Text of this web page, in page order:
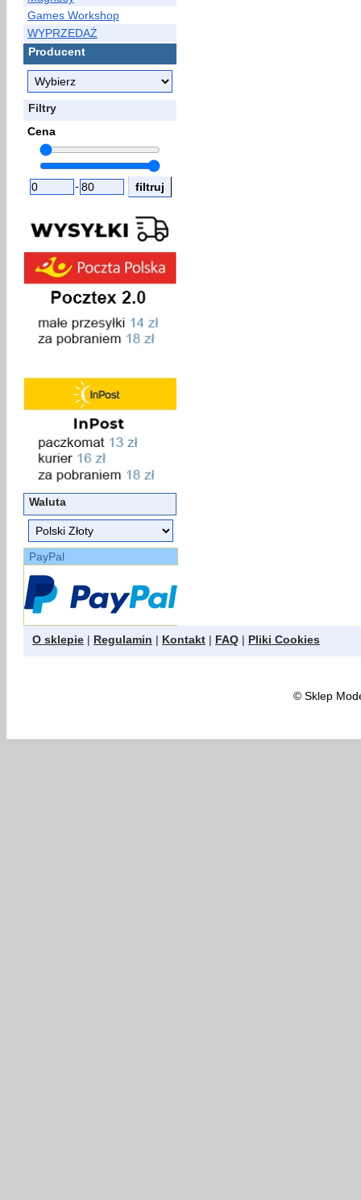
Games Workshop
WYPRZEDAŻ
Producent
Filtry
Cena
-
Waluta
PayPal
O sklepie | Regulamin | Kontakt | FAQ | Pliki Cookies
©Sklep